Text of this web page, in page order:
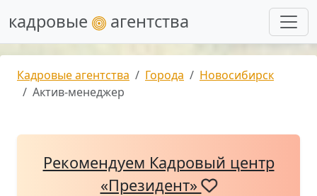
кадровые агентства
Кадровые агентства Города
Новосибирск
Актив-менеджер
Рекомендуем Кадровый центр
«Президент»